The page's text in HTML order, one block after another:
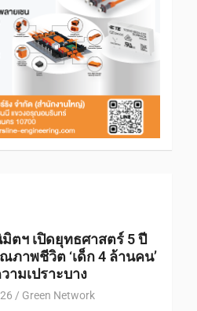
ตฯ เปิดยุทธศาสตร์ 5 ปี
ภาพชีวิต ‘เด็ก 4 ล้านคน’
ามเปราะบาง
Green Network